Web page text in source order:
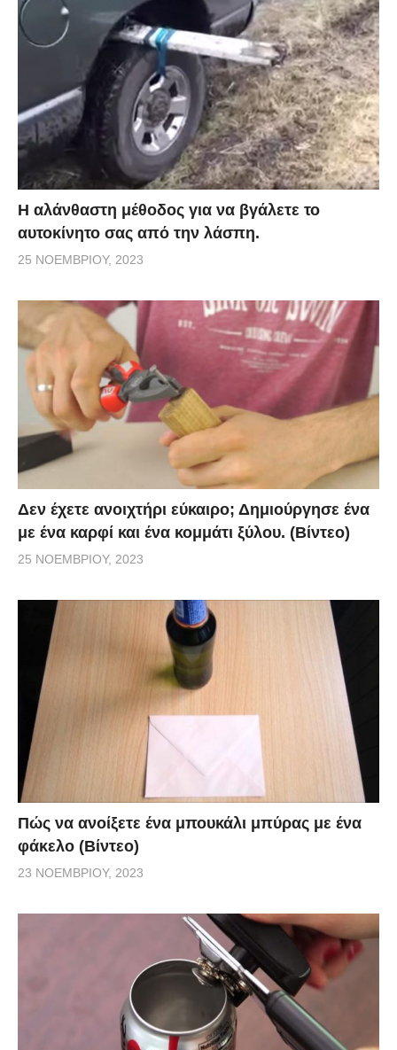
Η αλάνθαστη μέθοδος για να βγάλετε το
αυτοκίνητο σας από την λάσπη.
25 ΝΟΕΜΒΡΊΟΥ, 2023
Δεν έχετε ανοιχτήρι εύκαιρο; Δημιούργησε ένα
με ένα καρφί και ένα κομμάτι ξύλου. (Βίντεο)
25 ΝΟΕΜΒΡΊΟΥ, 2023
Πώς να ανοίξετε ένα μπουκάλι μπύρας με ένα
φάκελο (Βίντεο)
23 ΝΟΕΜΒΡΊΟΥ, 2023